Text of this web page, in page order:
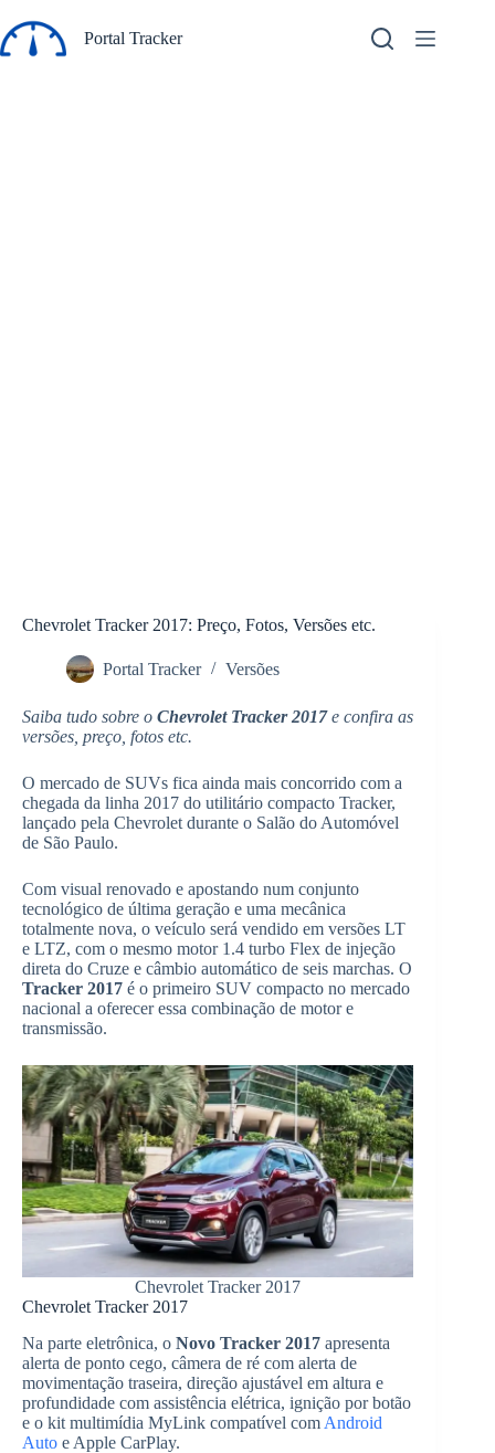
para
o
Portal Tracker
Chevrolet Tracker 2017: Preço, Fotos, Versões etc.
Portal Tracker Versões
Saiba tudo sobre o Chevrolet Tracker 2017e confira as
versões, preço, fotos etc.
O mercado de SUVs fica ainda mais concorrido com a
chegada da linha 2017 do utilitário compacto Tracker,
lançado pela Chevrolet durante o Salão do Automóvel
de São Paulo.
Com visual renovado e apostando num conjunto
tecnológico de última geração e uma mecânica
totalmente nova, o veículo será vendido em versões LT
e LTZ, com o mesmo motor 1.4 turbo Flex de injeção
direta do Cruze e câmbio automático de seis marchas. O
Tracker 2017 é o primeiro SUV compacto no mercado
nacional a oferecer essa combinação de motor e
transmissão.
Chevrolet Tracker 2017
Chevrolet Tracker 2017
Na parte eletrônica, o Novo Tracker 2017 apresenta
alerta de ponto cego, câmera de ré com alerta de
movimentação traseira, direção ajustável em altura e
profundidade com assistência elétrica, ignição por botão
e o kit multimídia MyLink compatível com Android
Auto e Apple CarPlay.